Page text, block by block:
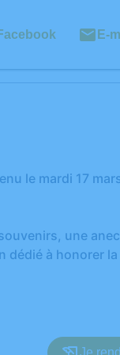
E-
le mardi 17
une
dédié à honorer
Je